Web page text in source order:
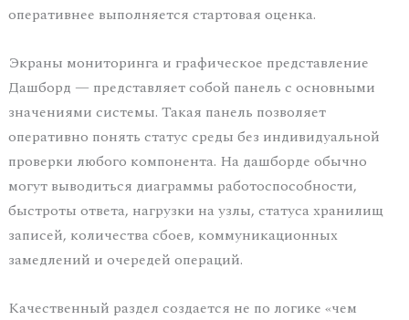
оперативнее выполняется стартовая оценка.
Экраны мониторинга и графическое представление
Дашборд — представляет собой панель с основными
значениями системы. Такая панель позволяет
оперативно понять статус среды без индивидуальной
проверки любого компонента. На дашборде обычно
могут выводиться диаграммы работоспособности,
быстроты ответа, нагрузки на узлы, статуса хранилищ
записей, количества сбоев, коммуникационных
замедлений и очередей операций.
Качественный раздел создается не по логике «чем